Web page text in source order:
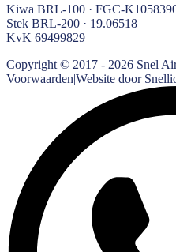
Kiwa BRL-100 · FGC-
Stek BRL-200 · 19.06518
KvK 69499829
Copyright © 2017 - 2026 Snel
Voorwaarden|Website door